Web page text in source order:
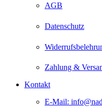
AGB
Datenschutz
Zahlung &
Kontakt
E-Mail: